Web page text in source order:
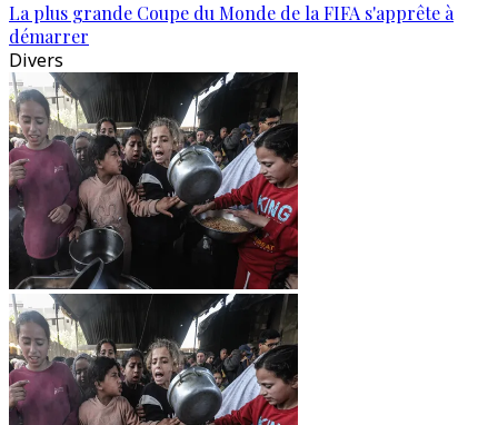
La plus grande Coupe du Monde de la FIFA s'apprête à
démarrer
Divers